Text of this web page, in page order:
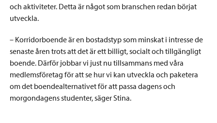
och aktiviteter. Detta är något som branschen redan börjat
utveckla.
– Korridorboende är en bostadstyp som minskat i intresse de
senaste åren trots att det är ett billigt, socialt och tillgängligt
boende. Därför jobbar vi just nu tillsammans med våra
medlemsföretag för att se hur vi kan utveckla och paketera
om det boendealternativet för att passa dagens och
morgondagens studenter, säger Stina.